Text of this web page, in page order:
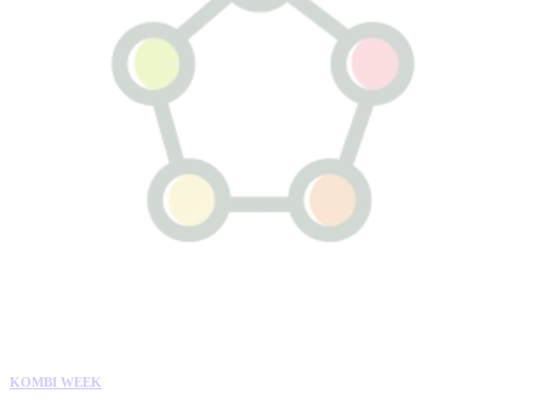
KOMBI WEEK